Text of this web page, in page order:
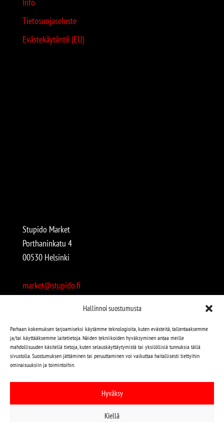
Hallinnoi suostumusta
Parhaan kokemuksen tarjoamiseksi käytämme teknologioita, kuten evästeitä, tallentaaksemme
ja/tai käyttääksemme laitetietoja. Näiden tekniikoiden hyväksyminen antaa meille
mahdollisuuden käsitellä tietoja, kuten selauskäyttäytymistä tai yksilöllisiä tunnuksia tällä
sivustolla. Suostumuksen jättäminen tai peruuttaminen voi vaikuttaa haitallisesti tiettyihin
ominaisuuksiin ja toimintoihin.
Hyväksy
Kiellä
Tietosuojaseloste
Evästekäytäntö (EU)
Stupido Market
Porthaninkatu 4
00530 Helsinki
market@stupido.fi
Avoinna:
arkisin 12-18
lauantaisin 12-17
Stupido löytyy myös kivijalasta!
Stupido Marketista löydät niin uudet kuin käytetytkin
levyt, vaatteet, kirjat, korut jne jne…